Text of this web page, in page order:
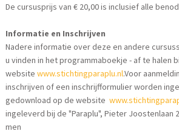
De cursusprijs van € 20,00 is inclusief alle
Informatie en Inschrijven
Nadere informatie over deze en andere
u vinden in het programmaboekje - af te halen
websitewww.stichtingparaplu.nl.Voor
inschrijven of een inschrijfformulier worden
gedownload op de website
ingeleverd bij de "Paraplu", Pieter Joostenlaan
men